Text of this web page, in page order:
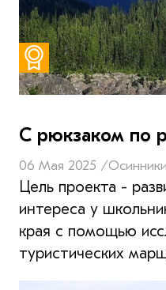
С рюкзаком по
06 Мая 2025 /Осинники
Цель проекта -
интереса у
края с помощью
туристических